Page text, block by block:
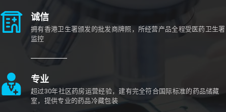
诚信
拥有香港卫生署颁发的批发商牌照，所经营产品全程受医药卫生署
监控
专业
超过30年社区药房运营经验，建有完全符合国际标准的药品储藏
室，提供专业的药品冷藏包装